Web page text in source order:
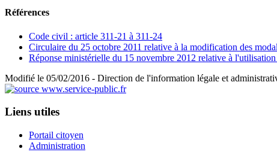
Références
Code civil : article 311-21 à 311-24
Circulaire du 25 octobre 2011 relative à la modification des
Réponse ministérielle du 15 novembre 2012 relative à
Modifié le 05/02/2016 - Direction de l'information légale et
Liens utiles
Portail citoyen
Administration